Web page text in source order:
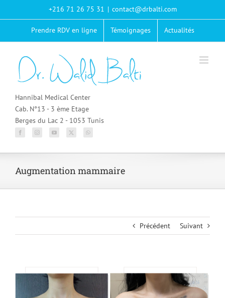
+216 71 26 75 31 | contact@drbalti.com
Prendre RDV en ligne Témoignages Actualités
Hannibal Medical Center
Cab. N°13 - 3 ème Etage
Berges du Lac 2 - 1053 Tunis
Augmentation mammaire
Précédent Suivant